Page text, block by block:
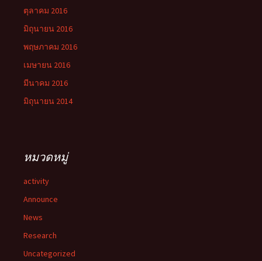
ตุลาคม 2016
มิถุนายน 2016
พฤษภาคม 2016
เมษายน 2016
มีนาคม 2016
มิถุนายน 2014
หมวดหมู่
activity
Announce
News
Research
Uncategorized